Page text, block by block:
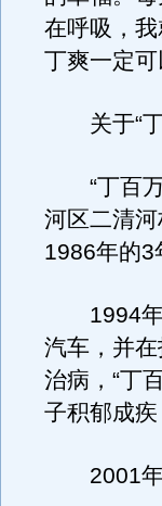
在呼吸，
丁爽一定可
关于“丁
“丁百万”
河区二清
1986年的3
1994年5
汽车，并
治病，“丁
子积郁成疾
2001年